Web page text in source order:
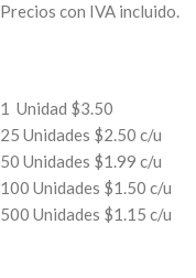
Precios con IVA incluido.
1 Unidad $3.50
25 Unidades $2.50 c/u
50 Unidades $1.99 c/u
100 Unidades $1.50 c/u
500 Unidades $1.15 c/u